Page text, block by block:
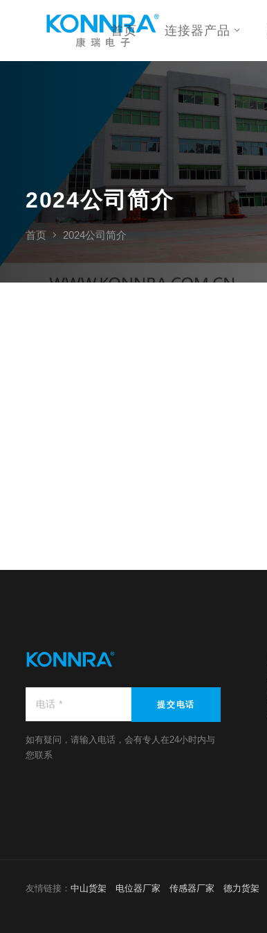
首页 连接器产品
2024公司简介
首页 2024公司简介
提交电话
如有疑问，请输入电话，会有专人在24小时内与
您联系
友情链接： 中山货架 电位器厂家 传感器厂家 德力货架